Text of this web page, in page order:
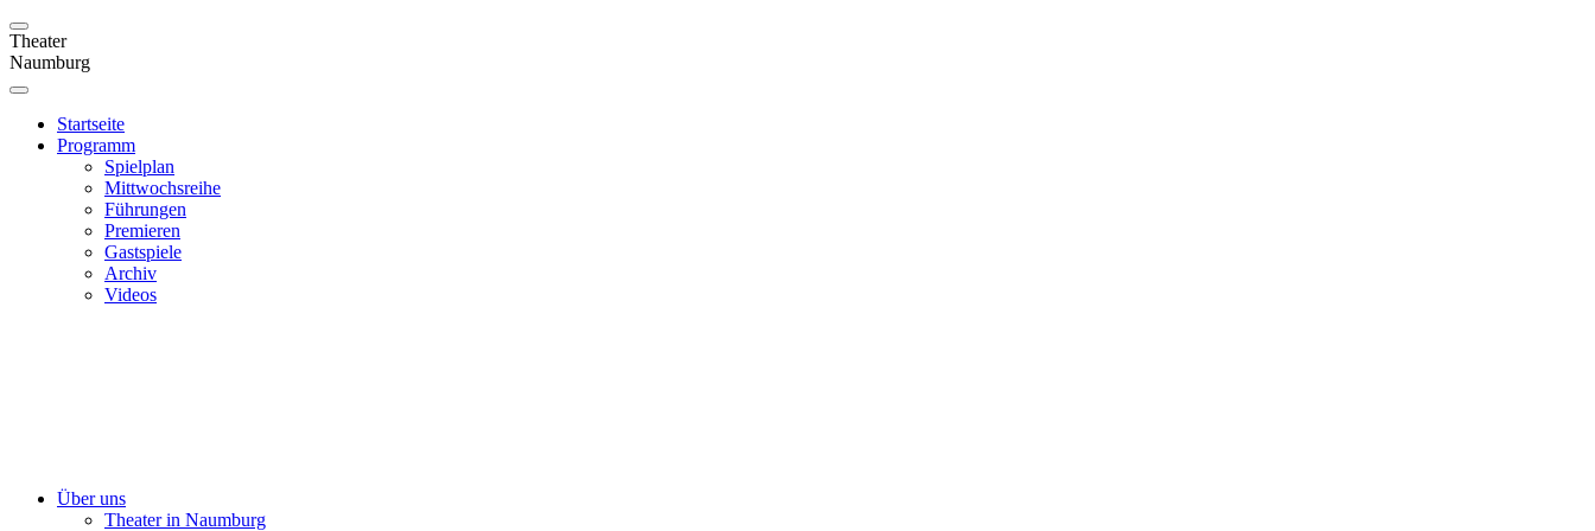
Theater
Naumburg
Startseite
Programm
Spielplan
Mittwochsreihe
Führungen
Premieren
Gastspiele
Archiv
Videos
Über uns
Theater in Naumburg